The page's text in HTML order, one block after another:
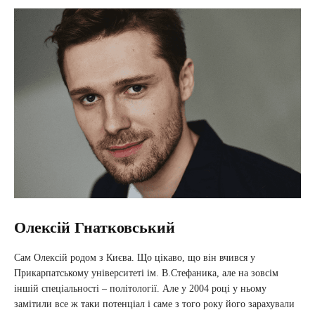
Олексій Гнатковський
Сам Олексій родом з Києва. Що цікаво, що він вчився у
Прикарпатському університеті ім. В.Стефаника, але на зовсім
іншій спеціальності – політології. Але у 2004 році у ньому
замітили все ж таки потенціал і саме з того року його зарахували